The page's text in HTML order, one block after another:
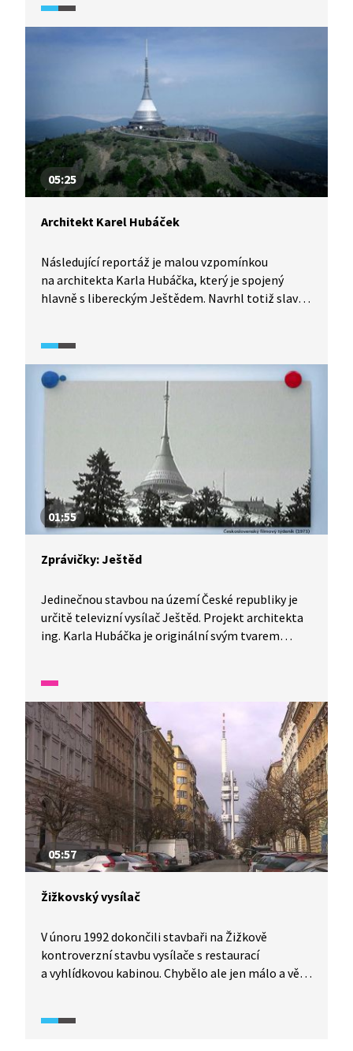
05:25
Architekt Karel Hubáček
Následující reportáž je malou vzpomínkou
na architekta Karla Hubáčka, který je spojený
hlavně s libereckým Ještědem. Navrhl totiž slavný
památkou.
01:55
Zprávičky: Ještěd
Jedinečnou stavbou na území České republiky je
určitě televizní vysílač Ještěd. Projekt architekta
ing. Karla Hubáčka je originální svým tvarem
prodloužená část. I proto se vysílač na Ještědu
stal národní kulturní památkou. Televizní vysílač
je pouze jednou součástí celé stavby, která
původně vznikla jako hotel. Více se dozvíte z naší
reportáže.
05:57
Žižkovský vysílač
V únoru 1992 dokončili stavbaři na Žižkově
kontroverzní stavbu vysílače s restaurací
a vyhlídkovou kabinou. Chybělo ale jen málo a věž
Aulický, podle jehož návrhu nejvyšší stavba v Praze